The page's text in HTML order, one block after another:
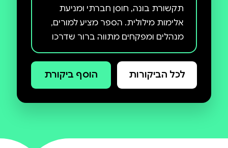
תקשורת בונה, חוסן חברתי ומניעת
אלימות מילולית. הספר מציע למורים,
מנהלים ומפקחים מתווה ברור שדרכו
ניתן להפוך את שיעור התנ"ך לסביבה
בטוחה שבה התלמידים לומדים לא רק
על הדמויות המקראיות – אלא גם על
ארבעת סגנונות התקשורת של מנהיגי
לכל הביקורות הוסף ביקורת